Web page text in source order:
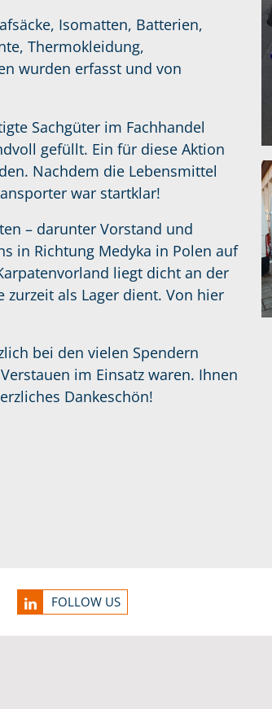
Isomatten, Batterien,
Thermokleidung,
wurden erfasst und von
Sachgüter im Fachhandel
gefüllt. Ein für diese Aktion
Nachdem die Lebensmittel
war startklar!
– darunter Vorstand und
in Richtung Medyka in Polen auf
liegt dicht an der
als Lager dient. Von hier
bei den vielen Spendern
im Einsatz waren. Ihnen
Dankeschön!
FOLLOW US